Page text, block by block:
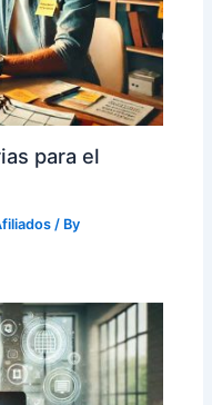
para el
/ By